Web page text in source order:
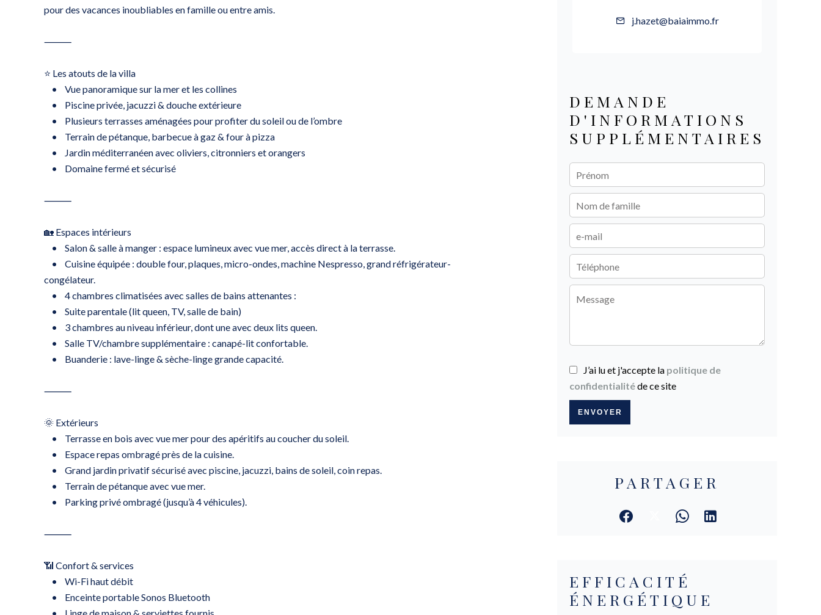
pour des vacances inoubliables en famille ou entre amis.
⸻
⭐ Les atouts de la villa
• Vue panoramique sur la mer et les collines
• Piscine privée, jacuzzi & douche extérieure
• Plusieurs terrasses aménagées pour profiter du soleil ou de l’ombre
• Terrain de pétanque, barbecue à gaz & four à pizza
• Jardin méditerranéen avec oliviers, citronniers et orangers
• Domaine fermé et sécurisé
⸻
🏡 Espaces intérieurs
• Salon & salle à manger : espace lumineux avec vue mer, accès direct à la terrasse.
• Cuisine équipée : double four, plaques, micro-ondes, machine Nespresso, grand réfrigérateur-
congélateur.
• 4 chambres climatisées avec salles de bains attenantes :
• Suite parentale (lit queen, TV, salle de bain)
• 3 chambres au niveau inférieur, dont une avec deux lits queen.
• Salle TV/chambre supplémentaire : canapé-lit confortable.
• Buanderie : lave-linge & sèche-linge grande capacité.
⸻
🌞 Extérieurs
• Terrasse en bois avec vue mer pour des apéritifs au coucher du soleil.
• Espace repas ombragé près de la cuisine.
• Grand jardin privatif sécurisé avec piscine, jacuzzi, bains de soleil, coin repas.
• Terrain de pétanque avec vue mer.
• Parking privé ombragé (jusqu’à 4 véhicules).
⸻
📶 Confort & services
• Wi-Fi haut débit
• Enceinte portable Sonos Bluetooth
j.hazet@baiaimmo.fr
DEMANDE
D'INFORMATIONS
SUPPLÉMENTAIRES
J’ai lu et j'accepte la politique de
confidentialitéde ce site
ENVOYER
PARTAGER
EFFICACITÉ
ÉNERGÉTIQUE